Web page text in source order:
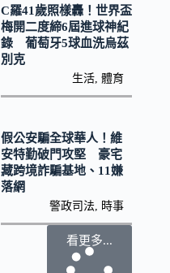
C羅41歲照樣轟！世界盃
梅開二度締6屆進球神紀
錄 葡萄牙5球血洗烏茲
別克
生活 ,體育
假公安騙全球華人！維
安特勤破門攻堅 豪宅
藏跨境詐騙基地、11嫌
落網
警政司法 時事
看更多...